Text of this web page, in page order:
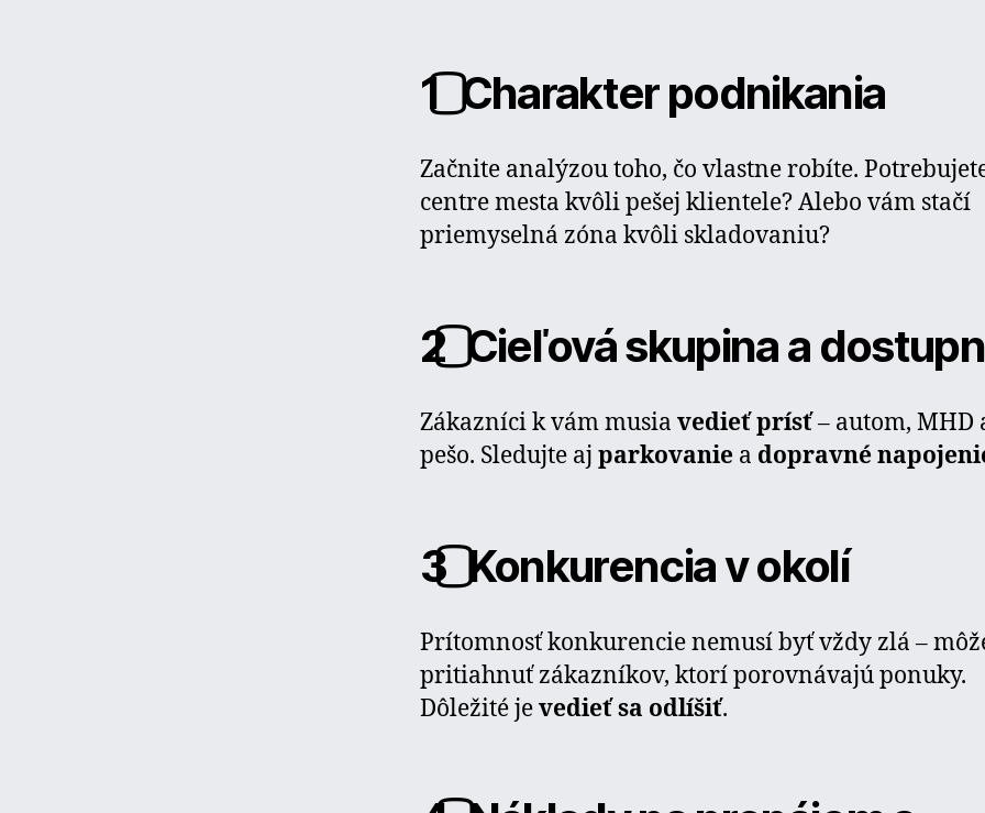
1️⃣ Charakter podnikania
Začnite analýzou toho, čo vlastne robíte.
centre mesta kvôli pešej klientele? Alebo vám stačí
priemyselná zóna kvôli skladovaniu?
2️⃣ Cieľová skupina a
Zákazníci k vám musia vedieť prísť– autom, MHD
pešo. Sledujte aj parkovanie a dopravné
3️⃣ Konkurencia v okolí
Prítomnosť konkurencie nemusí byť vždy zlá –
pritiahnuť zákazníkov, ktorí porovnávajú ponuky.
Dôležité jevedieť sa odlíšiť.